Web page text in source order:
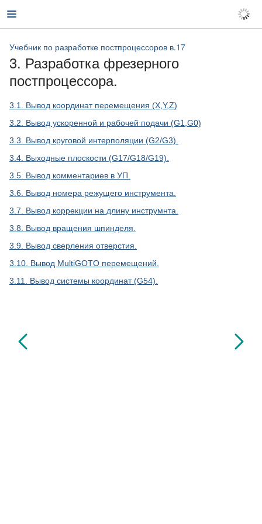
Учебник по разработке постпроцессоров в.17
3. Разработка фрезерного
постпроцессора.
3.1. Вывод координат перемещения (X,Y,Z)
3.2. Вывод ускоренной и рабочей подачи (G1,G0)
3.3. Вывод круговой интерполяции (G2/G3).
3.4. Выходные плоскости (G17/G18/G19).
3.5. Вывод комментариев в УП.
3.6. Вывод номера режущего инструмента.
3.7. Вывод коррекции на длину инструмнта.
3.8. Вывод вращения шпинделя.
3.9. Вывод сверления отверстия.
3.10. Вывод MultiGOTO перемещений.
3.11. Вывод системы координат (G54).